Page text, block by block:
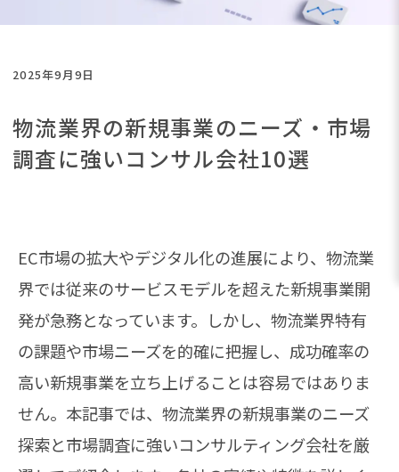
2025年9月9日
物流業界の新規事業のニーズ・市場
調査に強いコンサル会社10選
EC市場の拡大やデジタル化の進展により、物流業
界では従来のサービスモデルを超えた新規事業開
発が急務となっています。しかし、物流業界特有
の課題や市場ニーズを的確に把握し、成功確率の
高い新規事業を立ち上げることは容易ではありま
せん。本記事では、物流業界の新規事業のニーズ
探索と市場調査に強いコンサルティング会社を厳